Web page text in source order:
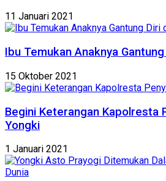
11 Januari 2021
Ibu Temukan Anaknya
15 Oktober 2021
Begini Keterangan Kapolresta
Yongki
1 Januari 2021